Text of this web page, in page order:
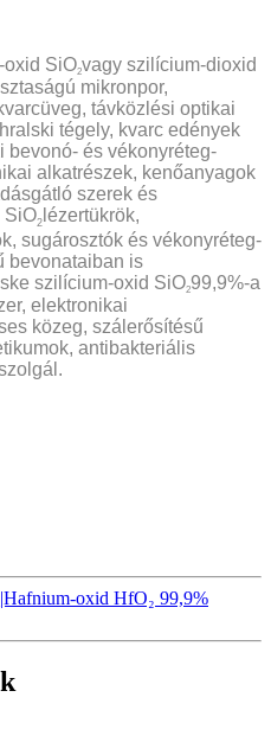
oxid SiO2vagy szilícium-dioxid
mikronpor,
távközlési optikai
tégely, kvarc edények
bevonó- és vékonyréteg-
alkatrészek, kenőanyagok
szerek és
SiO2 lézertükrök,
sugárosztók és vékonyréteg-
bevonataiban is
szilícium-oxid SiO299,9%-a
elektronikai
közeg, szálerősítésű
antibakteriális
oxid HfO₂ 99,9%